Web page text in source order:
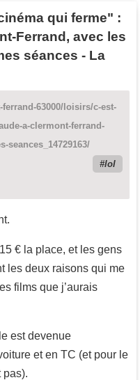
qui ferme" :
Ferrand, avec les
séances - La
63000/loisirs/c-est-
a-clermont-ferrand-
seances_14729163/
lol
€ la place, et les gens
les deux raisons qui me
films que j’aurais
est devenue
et en TC (et pour le
pas).